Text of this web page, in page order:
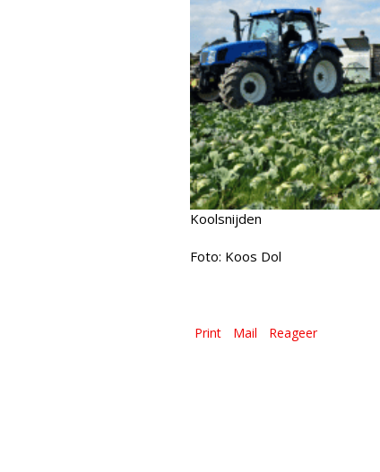
Koolsnijden
Foto: Koos Dol
Print Mail Reageer